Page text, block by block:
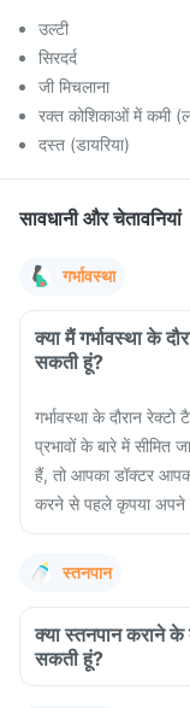
उल्टी
सिरदर्द
जी मिचलाना
रक्त कोशिकाओं में कमी
दस्त (डायरिया)
सावधानी और चेतावनियां
गर्भावस्था
क्या मैं गर्भावस्था के
सकती हूं?
गर्भावस्था के दौरान
प्रभावों के बारे में सीमित
हैं, तो आपका डॉक्टर
करने से पहले कृपया अपने
स्तनपान
क्या स्तनपान कराने के
सकती हूं?